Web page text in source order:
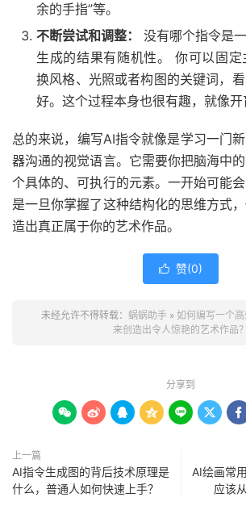
余的手指”等。
不断尝试和调整：
没有哪个指令是
生成的结果有随机性。 你可以固
换风格、光照或者构图的关键词，
好。这个过程本身也很有趣，就像开
总的来说，编写AI指令就像是学习一门
器沟通的视觉语言。它需要你把脑海中
个具体的、可执行的元素。一开始可能
是一旦你掌握了这种结构化的思维方式
造出真正属于你的艺术作品。
 赞(0)
未经允许不得转载： 蜗蜗助手» 如何编写一个
来创造出令人惊艳的艺术作品？
分享到
      
上一篇
AI指令生成图的背后技术原理是
什么，普通人如何快速上手？
AI绘画常
应该